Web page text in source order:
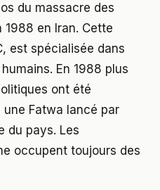
du massacre des
1988 en Iran. Cette
est spécialisée dans
En 1988 plus
ont été
Fatwa lancé par
du pays. Les
occupent toujours des